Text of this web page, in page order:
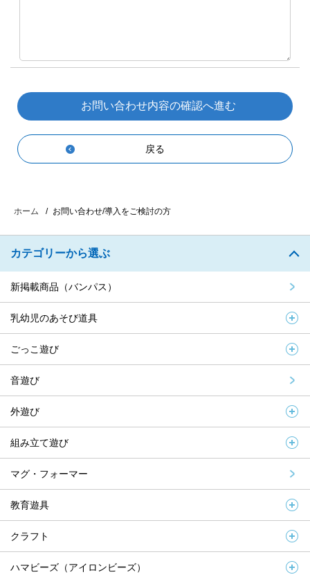
戻る
ホーム お問い合わせ/導入をご検討の方
カテゴリーから選ぶ
新掲載商品（バンパス）
乳幼児のあそび道具
ごっこ遊び
音遊び
外遊び
組み立て遊び
マグ・フォーマー
教育遊具
クラフト
ハマビーズ（アイロンビーズ）